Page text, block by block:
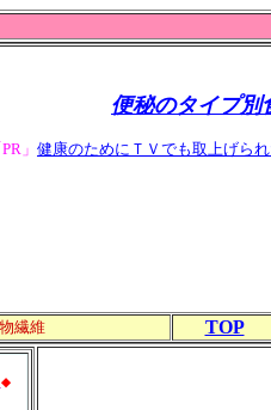
便秘のタイプ別
PR」 健康のためにＴＶでも取上げ
繊維 TOP
◆